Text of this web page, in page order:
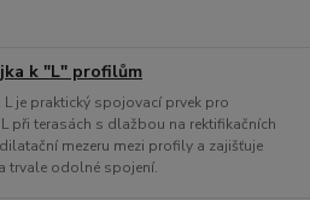
k "L" profilům
je praktický spojovací prvek pro
při terasách s dlažbou na rektifikačních
mezeru mezi profily a zajišťuje
trvale odolné spojení.